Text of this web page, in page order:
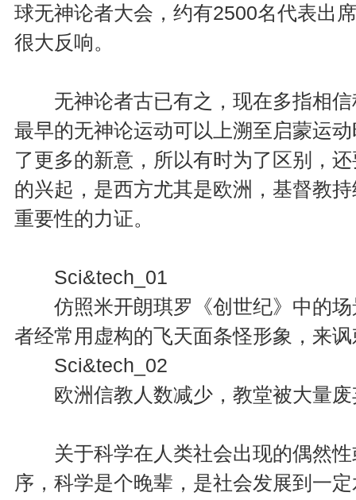
球无神论者大会，约有2500名代表出
很大反响。
无神论者古已有之，现在多指相信
最早的无神论运动可以上溯至启蒙运
了更多的新意，所以有时为了区别，
的兴起，是西方尤其是欧洲，基督教
重要性的力证。
Sci&tech_01
仿照米开朗琪罗《创世纪》中的场
者经常用虚构的飞天面条怪形象，来
Sci&tech_02
欧洲信教人数减少，教堂被大量废
关于科学在人类社会出现的偶然性
序，科学是个晚辈，是社会发展到一